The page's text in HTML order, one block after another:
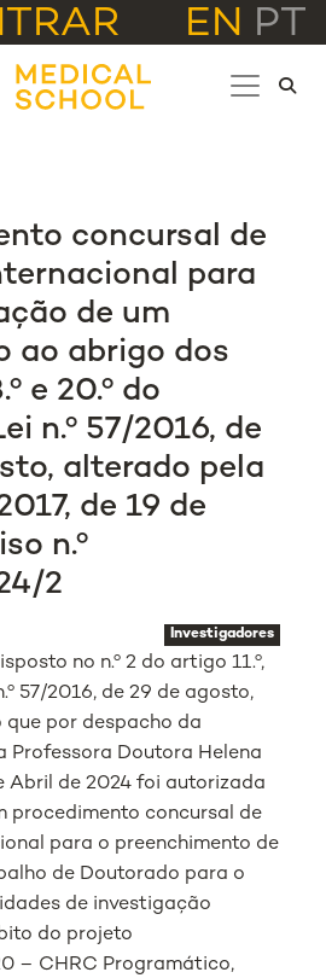
EN PT
concursal de
para
de um
ao abrigo dos
e 20.º do
n.º 57/2016, de
alterado pela
de 19 de
n.º
2
Investigadores
no n.º 2 do artigo 11.º,
57/2016, de 29 de agosto,
por despacho da
Professora Doutora Helena
Abril de 2024 foi autorizada
procedimento concursal de
para o preenchimento de
de Doutorado para o
de investigação
do projeto
– CHRC Programático,